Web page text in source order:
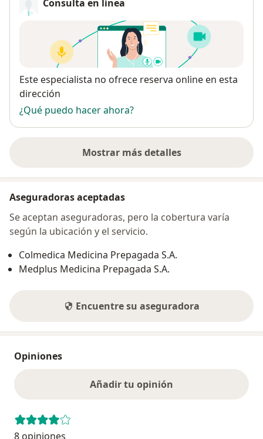
Consulta en línea
Disponibilidad
Este especialista no ofrece reserva online en esta
dirección
¿Qué puedo hacer ahora?
Mostrar más detalles
sobre la dirección
Aseguradoras aceptadas
Se aceptan aseguradoras, pero la cobertura varía
según la ubicación y el servicio.
Colmedica Medicina Prepagada S.A.
Medplus Medicina Prepagada S.A.
Encuentre su aseguradora
Opiniones
Añadir tu opinión
8 opiniones